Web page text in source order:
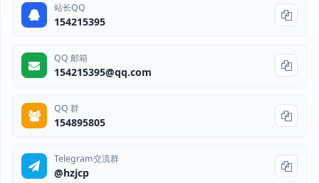
站长QQ
154215395
QQ 邮箱
154215395@qq.com
QQ 群
154895805
Telegram交流群
@hzjcp